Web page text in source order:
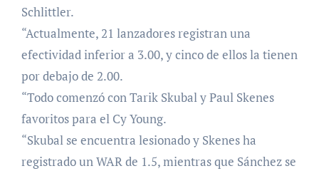
Schlittler.
“Actualmente, 21 lanzadores registran una
efectividad inferior a 3.00, y cinco de ellos la tienen
por debajo de 2.00.
“Todo comenzó con Tarik Skubal y Paul Skenes
favoritos para el Cy Young.
“Skubal se encuentra lesionado y Skenes ha
registrado un WAR de 1.5, mientras que Sánchez se